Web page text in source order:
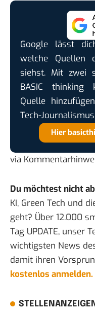
Google lässt
welche Quellen
siehst. Mit zwei
BASIC thinking
Quelle
Tech-
Hier
via
Du möchtest nicht
KI, Green Tech und
geht? Über 12.000
Tag UPDATE, unser
wichtigsten News
damit ihren
kostenlos anmelden.
STELLENANZEIGEN